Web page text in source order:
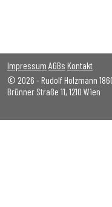
Impressum AGBs Kontakt
© 2026 - Rudolf Holzmann
Brünner Straße 11, 1210 Wien